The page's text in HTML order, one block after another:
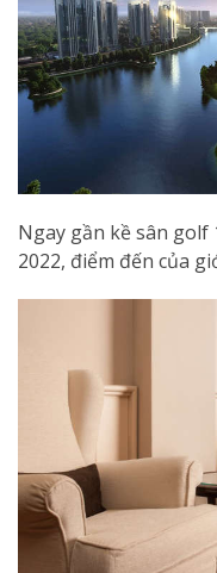
Ngay gần kề sân
2022, điểm đến của